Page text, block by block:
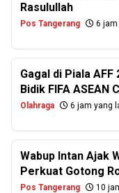
Rasulullah
Pos Tangerang 6 jam
Gagal di Piala
Bidik FIFA ASEAN
Olahraga 6 jam yang
Wabup Intan Ajak
Perkuat Gotong
Pos Tangerang 10